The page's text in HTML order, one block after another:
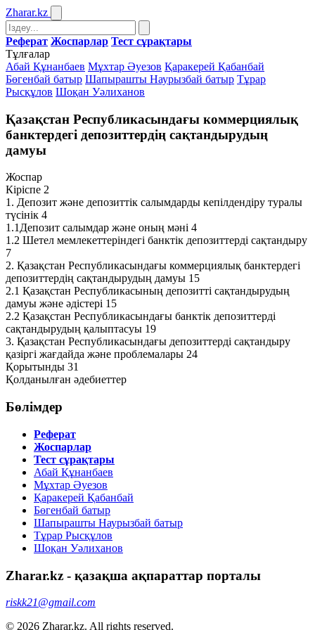
Zharar.kz
Реферат Жоспарлар Тест сұрақтары
Тұлғалар
Абай Құнанбаев Мұхтар Әуезов Қаракерей Қабанбай
Бөгенбай батыр Шапырашты Наурызбай батыр Тұрар
Рысқұлов Шоқан Уәлиханов
Қазақстан Республикасындағы коммерциялық
банктердегі депозиттердің сақтандырудың
дамуы
Жоспар
Кіріспе 2
1. Депозит және депозиттік салымдарды кепілдендіру туралы
түсінік 4
1.1Депозит салымдар және оның мәні 4
1.2 Шетел мемлекеттеріндегі банктік депозиттерді сақтандыру
7
2. Қазақстан Республикасындағы коммерциялық банктердегі
депозиттердің сақтандырудың дамуы 15
2.1 Қазақстан Республикасының депозитті сақтандырудың
дамуы және әдістері 15
2.2 Қазақстан Республикасындағы банктік депозиттерді
сақтандырудың қалыптасуы 19
3. Қазақстан Республикаcындағы депозиттерді сақтандыру
қазіргі жағдайда және проблемалары 24
Қорытынды 31
Қолданылған әдебиеттер
Бөлімдер
Реферат
Жоспарлар
Тест сұрақтары
Абай Құнанбаев
Мұхтар Әуезов
Қаракерей Қабанбай
Бөгенбай батыр
Шапырашты Наурызбай батыр
Тұрар Рысқұлов
Шоқан Уәлиханов
Zharar.kz - қазақша ақпараттар порталы
riskk21@gmail.com
© 2026 Zharar.kz. All rights reserved.